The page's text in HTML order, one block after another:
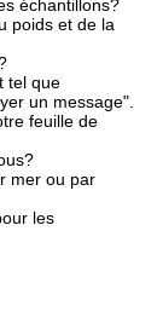
échantillons?
poids et de la
tel que
un message".
feuille de
mer ou par
les